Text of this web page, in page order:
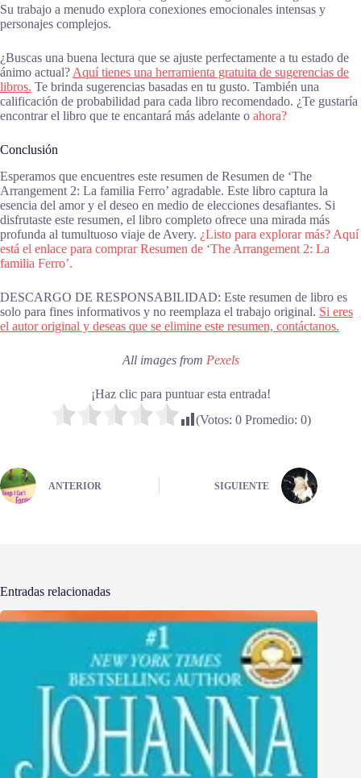
Su trabajo a menudo explora conexiones emocionales intensas y
personajes complejos.
¿Buscas una buena lectura que se ajuste perfectamente a tu estado de
ánimo actual? Aquí tienes una herramienta gratuita de sugerencias de
libros. Te brinda sugerencias basadas en tu gusto. También una
calificación de probabilidad para cada libro recomendado. ¿Te gustaría
encontrar el libro que te encantará más adelante o ahora?
Conclusión
Esperamos que encuentres este resumen de Resumen de ‘The
Arrangement 2: La familia Ferro’ agradable. Este libro captura la
esencia del amor y el deseo en medio de elecciones desafiantes. Si
disfrutaste este resumen, el libro completo ofrece una mirada más
profunda al tumultuoso viaje de Avery. ¿Listo para explorar más? Aquí
está el enlace para comprar Resumen de ‘The Arrangement 2: La
familia Ferro’.
DESCARGO DE RESPONSABILIDAD: Este resumen de libro es
solo para fines informativos y no reemplaza el trabajo original. Si eres
el autor original y deseas que se elimine este resumen, contáctanos.
All images from Pexels
¡Haz clic para puntuar esta entrada!
(Votos: 0Promedio: 0)
ANTERIOR SIGUIENTE
Entradas relacionadas